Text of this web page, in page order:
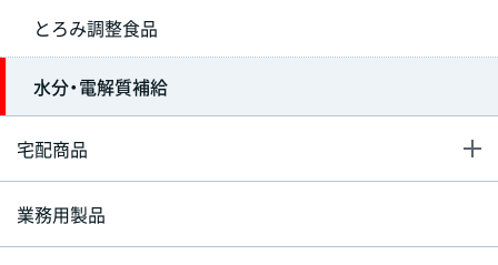
とろみ調整食品
水分・電解質補給
宅配商品
業務用製品